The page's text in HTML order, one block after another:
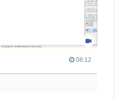
08:12